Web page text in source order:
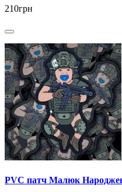
210грн
PVC патч Малюк